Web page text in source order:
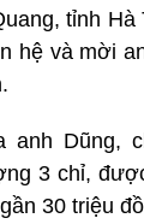
tỉnh
hệ và mời
anh Dũng,
3 chỉ,
30 triệu